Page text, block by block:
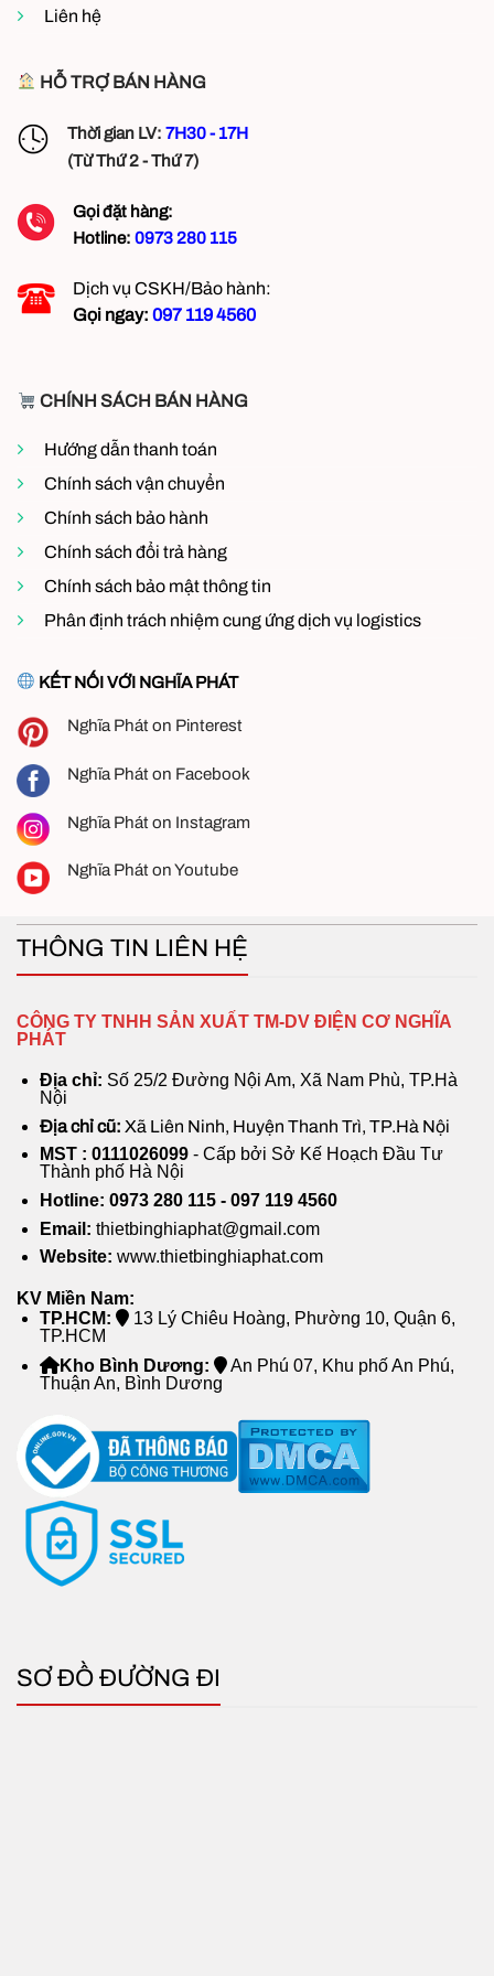
Quat thông gió composite với nhiều ưu điểm nổi bậc
Gió Composite 1060×1060
Kích thước khung quạt:
Công suất động cơ: 0.55KW
siêu nhẹ, chịu lực tốt
Cấu trúc khung:Composite nguyên khối, chống
gỉ sét
Cơ chế hoạt động: Truyền động trực tiếp
Composite Trực Tiếp 1060×1060
Quạt được ứng dụng rộng rãi trong nhiều lĩnh vực:
Nhà xưởng công nghiệp
khí, giảm nhiệt độ và tạo môi trường làm việc tốt
hơn.
Trang trại chăn nuôi: Cải thiện môi trường sống
cho gia súc, gia cầm, hạn chế mùi hôi và độ ẩm
cao.
Nhà kính nông nghiệp: Giúp điều chỉnh độ ẩm,
nhiệt độ phù hợp với sự phát triển của cây trồng.
Kho bãi, nhà kho, xưởng sản xuất: Giảm thiểu
tình trạng không khí ngột ngạt, hỗ trợ làm mát
hiệu quả.
Liên hệ
HỖ TRỢ BÁN HÀNG
Thời gian LV: 7H30 - 17H
(Từ Thứ 2 - Thứ 7)
Gọi đặt hàng:
Hotline: 0973 280 115
Dịch vụ CSKH/Bảo hành:
Gọi ngay: 097 119 4560
CHÍNH SÁCH BÁN HÀNG
Hướng dẫn thanh toán
Chính sách vận chuyển
Chính sách bảo hành
Chính sách đổi trả hàng
Chính sách bảo mật thông tin
Phân định trách nhiệm cung ứng dịch vụ logistics
KẾT NỐI VỚI NGHĨA PHÁT
Nghĩa Phát on Pinterest
Nghĩa Phát on Facebook
Nghĩa Phát on Instagram
Nghĩa Phát on Youtube
THÔNG TIN LIÊN HỆ
CÔNG TY TNHH SẢN XUẤT TM-DV ĐIỆN CƠ NGHĨA
PHÁT
Địa chỉ: Số 25/2 Đường Nội Am, Xã Nam Phù, TP.Hà
Nội
Địa chỉ cũ: Xã Liên Ninh, Huyện Thanh Trì, TP.Hà Nội
MST : 0111026099 - Cấp bởi Sở Kế Hoạch Đầu Tư
Thành phố Hà Nội
Hotline: 0973 280 115 - 097 119 4560
Email: thietbinghiaphat@gmail.com
Website: www.thietbinghiaphat.com
KV Miền Nam:
TP.HCM:
13 Lý Chiêu Hoàng, Phường 10, Quận 6,
TP.HCM
Kho Bình Dương:
An Phú 07, Khu phố An Phú,
Thuận An, Bình Dương
SƠ ĐỒ ĐƯỜNG ĐI